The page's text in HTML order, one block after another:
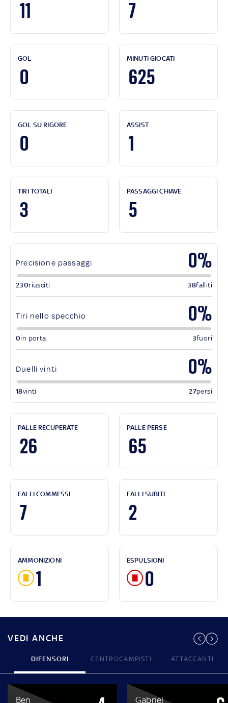
11 7
GOL
0
MINUTI GIOCATI
625
GOL SU RIGORE
0
ASSIST
1
TIRI TOTALI
3
PASSAGGI CHIAVE
5
Precisione passaggi 0%
230riusciti 38falliti
Tiri nello specchio 0%
0in porta 3fuori
Duelli vinti 0%
18vinti 27persi
PALLE RECUPERATE
26
PALLE PERSE
65
FALLI COMMESSI
7
FALLI SUBITI
2
AMMONIZIONI
1
ESPULSIONI
0
VEDI ANCHE
DIFENSORI CENTROCAMPISTI ATTACCANTI
Ben Gabriel